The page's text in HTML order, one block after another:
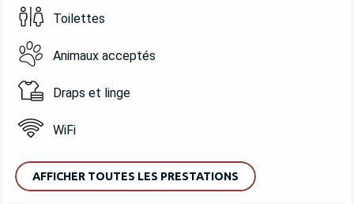
Toilettes
Animaux acceptés
Draps et linge
WiFi
AFFICHER TOUTES LES PRESTATIONS